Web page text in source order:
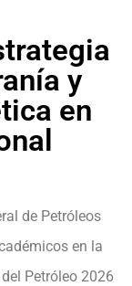
y
en
de Petróleos
en la
Petróleo 2026